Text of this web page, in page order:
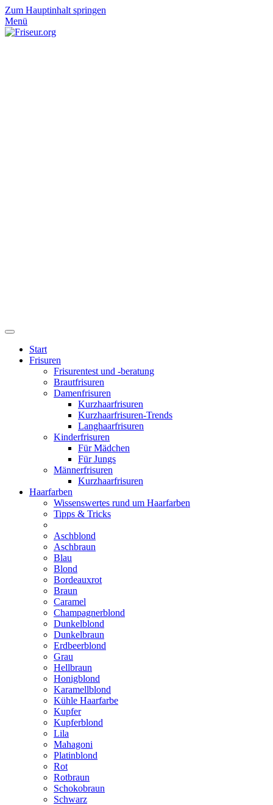
Zum Hauptinhalt springen
Menü
Start
Frisuren
Frisurentest und -beratung
Brautfrisuren
Damenfrisuren
Kurzhaarfrisuren
Kurzhaarfrisuren-Trends
Langhaarfrisuren
Kinderfrisuren
Für Mädchen
Für Jungs
Männerfrisuren
Kurzhaarfrisuren
Haarfarben
Wissenswertes rund um Haarfarben
Tipps & Tricks
Aschblond
Aschbraun
Blau
Blond
Bordeauxrot
Braun
Caramel
Champagnerblond
Dunkelblond
Dunkelbraun
Erdbeerblond
Grau
Hellbraun
Honigblond
Karamellblond
Kühle Haarfarbe
Kupfer
Kupferblond
Lila
Mahagoni
Platinblond
Rot
Rotbraun
Schokobraun
Schwarz